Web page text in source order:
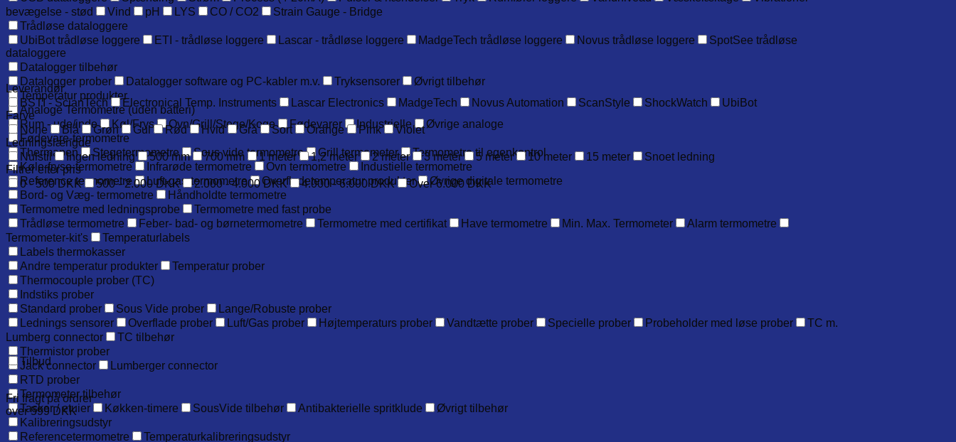
bevægelse - stød
Vind pH LYS CO / CO2
Strain Gauge - Bridge
Trådløse dataloggere
UbiBot trådløse loggere
ETI - trådløse loggere Lascar - trådløse loggere MadgeTech trådløse loggere Novus trådløse loggere
SpotSee trådløse
dataloggere
Datalogger tilbehør
Datalogger prober
Datalogger software og PC-kabler m.v. Tryksensorer
Øvrigt tilbehør
Temperatur produkter
Analoge Termometre (uden batteri)
Rum - ude/inde
Køl/Frys Ovn/Grill/Stege/Koge Fødevarer Industrielle
Øvrige analoge
Fødevare-termometre
Thermapen
Stegetermometre Sous vide termometre Grill termometer
Termometre til egenkontrol
Køle-fryse-termometre
Infrarøde termometre Ovn termometre
Industielle termometre
Reference termometre
Luft-gas-termometre Overfladetemperatur produkter
Øvrige digitale termometre
Bord- og Væg- termometre
Håndholdte termometre
Termometre med ledningsprobe
Termometre med fast probe
Trådløse termometre
Feber- bad- og børnetermometre Termometre med certifikat Have termometre Min. Max. Termometer
Alarm termometre
Termometer-kit's
Temperaturlabels
Labels thermokasser
Andre temperatur produkter
Temperatur prober
Thermocouple prober (TC)
Indstiks prober
Standard prober
Sous Vide prober
Lange/Robuste prober
Lednings sensorer
Overflade prober Luft/Gas prober Højtemperaturs prober Vandtætte prober Specielle prober Probeholder med løse prober
TC m.
Lumberg connector
TC tilbehør
Thermistor prober
Jack connector
Lumberger connector
RTD prober
Termometer tilbehør
Tasker / etuier
Køkken-timere SousVide tilbehør Antibakterielle spritklude
Øvrigt tilbehør
Kalibreringsudstyr
Referencetermometre
Temperaturkalibreringsudstyr
Leverandør
BSTI - ScianTech
Electronical Temp. Instruments Lascar Electronics MadgeTech Novus Automation ScanStyle ShockWatch
UbiBot
Farve
None
Blå Grøn Gul Rød Hvid Grå Sort Orange Pink
Violet
Ledningslængde
Nulstil
Ingen ledning 500 mm 700 mm 1 meter 1,2 meter 2 meter 3 meter 5 meter 10 meter 15 meter
Snoet ledning
Filtrer efter pris
0 - 500 DKK
500 - 2.000 DKK 2.000 - 4.000 DKK 4.000 - 6.000 DKK Over 6.000 DKK
Tilbud
Fri fragt på ordrer
over 599 DKK